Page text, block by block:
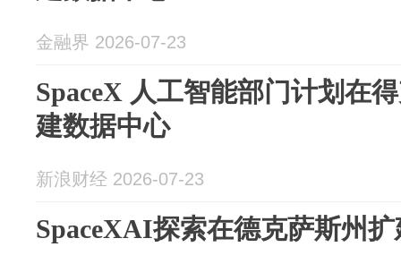
金融界 2026-07-23
SpaceX 人工智能部门计划在
建数据中心
新浪财经 2026-07-23
SpaceXAI探索在德克萨斯州